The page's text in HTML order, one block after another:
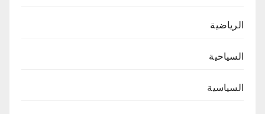
الرياضية
السياحية
السياسية